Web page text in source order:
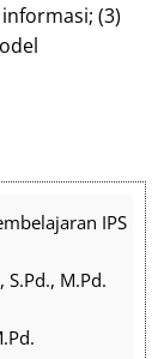
(3)
IPS
M.Pd.